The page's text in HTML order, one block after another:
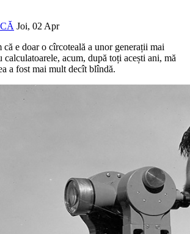
Joi, 02 Apr
că e doar o cîrcoteală a unor generații mai
calculatoarele, acum, după toți acești ani, mă
a fost mai mult decît blîndă.